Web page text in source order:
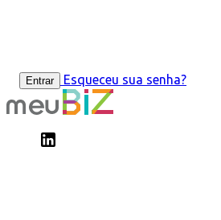
Entrar Esqueceu sua senha?